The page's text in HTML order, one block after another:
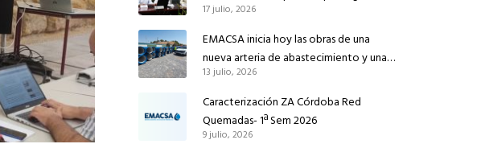
contratación de obras en sus redes e
instalaciones
17 julio, 2026
EMACSA inicia hoy las obras de una
nueva arteria de abastecimiento y una
red de agua no potable en Ingeniero
Ruiz de Azúa
13 julio, 2026
Caracterización ZA Córdoba Red
Quemadas- 1ª Sem 2026
9 julio, 2026